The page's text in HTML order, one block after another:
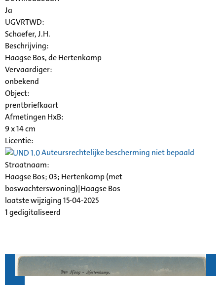
Ja
UGVRTWD:
Schaefer, J.H.
Beschrijving:
Haagse Bos, de Hertenkamp
Vervaardiger:
onbekend
Object:
prentbriefkaart
Afmetingen HxB:
9 x 14 cm
Licentie:
Auteursrechtelijke bescherming niet bepaald
Straatnaam:
Haagse Bos; 03; Hertenkamp (met
boswachterswoning)|Haagse Bos
laatste wijziging 15-04-2025
1 gedigitaliseerd